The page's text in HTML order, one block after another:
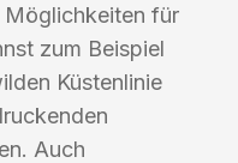
Möglichkeiten für
zum Beispiel
Küstenlinie
Auch